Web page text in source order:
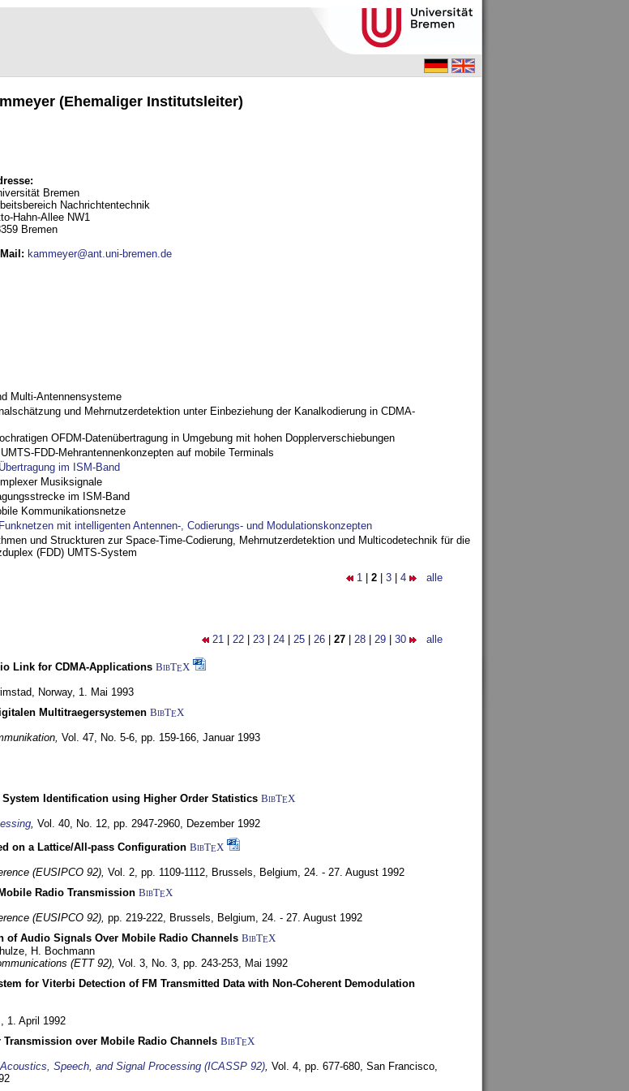
(Ehemaliger Institutsleiter)
Bremen
Nachrichtentechnik
Hahn-Allee NW1
Bremen
: kammeyer@ant.uni-bremen.de
Multi-Antennensysteme
und Mehrnutzerdetektion unter Einbeziehung der Kanalkodierung in CDMA-
OFDM-Datenübertragung in Umgebung mit hohen Dopplerverschiebungen
FDD-Mehrantennenkonzepten auf mobile Terminals
im ISM-Band
Musiksignale
im ISM-Band
Kommunikationsnetze
mit intelligenten Antennen-, Codierungs- und Modulationskonzepten
und Struckturen zur Space-Time-Codierung, Mehrnutzerdetektion und Multicodetechnik für die
(FDD) UMTS-System
1 2 3 4 alle
21 22 23 24 25 26 27 28 29 30 alle
Link for CDMA-Applications BibTEX
Norway, 1. Mai 1993
Multitraegersystemen BibTEX
Vol. 47, No. 5-6, pp. 159-166, Januar 1993
Identification using Higher Order Statistics BibTEX
, Vol. 40, No. 12, pp. 2947-2960, Dezember 1992
on a Lattice/All-pass Configuration BibTEX
(EUSIPCO 92), Vol. 2, pp. 1109-1112, Brussels, Belgium, 24. - 27. August 1992
Radio Transmission BibTEX
(EUSIPCO 92), pp. 219-222, Brussels, Belgium, 24. - 27. August 1992
of Audio Signals Over Mobile Radio Channels BibTEX
H. Bochmann
(ETT 92), Vol. 3, No. 3, pp. 243-253, Mai 1992
for Viterbi Detection of FM Transmitted Data with Non-Coherent Demodulation
1. April 1992
over Mobile Radio Channels BibTEX
Speech, and Signal Processing (ICASSP 92), Vol. 4, pp. 677-680, San Francisco,